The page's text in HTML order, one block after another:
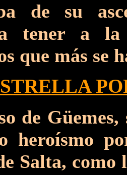
de su
tener a
que más se
de
heroísmo
Salta, como